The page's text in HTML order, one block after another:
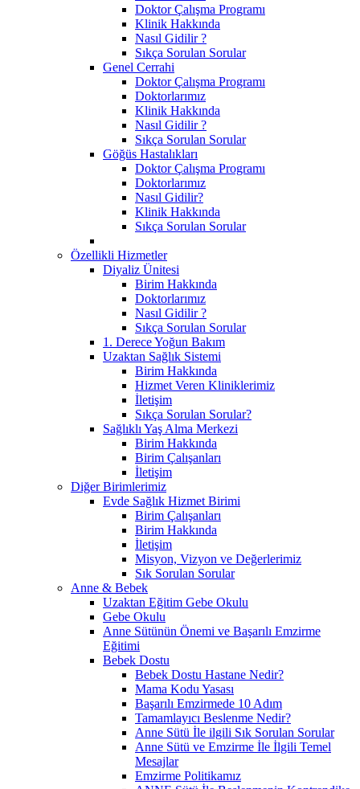
Doktor Çalışma Programı
Klinik Hakkında
Nasıl Gidilir ?
Sıkça Sorulan Sorular
Genel Cerrahi
Doktor Çalışma Programı
Doktorlarımız
Klinik Hakkında
Nasıl Gidilir ?
Sıkça Sorulan Sorular
Göğüs Hastalıkları
Doktor Çalışma Programı
Doktorlarımız
Nasıl Gidilir?
Klinik Hakkında
Sıkça Sorulan Sorular
Özellikli Hizmetler
Diyaliz Ünitesi
Birim Hakkında
Doktorlarımız
Nasıl Gidilir ?
Sıkça Sorulan Sorular
1. Derece Yoğun Bakım
Uzaktan Sağlık Sistemi
Birim Hakkında
Hizmet Veren Kliniklerimiz
İletişim
Sıkça Sorulan Sorular?
Sağlıklı Yaş Alma Merkezi
Birim Hakkında
Birim Çalışanları
İletişim
Diğer Birimlerimiz
Evde Sağlık Hizmet Birimi
Birim Çalışanları
Birim Hakkında
İletişim
Misyon, Vizyon ve Değerlerimiz
Sık Sorulan Sorular
Anne & Bebek
Uzaktan Eğitim Gebe Okulu
Gebe Okulu
Anne Sütünün Önemi ve Başarılı Emzirme
Eğitimi
Bebek Dostu
Bebek Dostu Hastane Nedir?
Mama Kodu Yasası
Başarılı Emzirmede 10 Adım
Tamamlayıcı Beslenme Nedir?
Anne Sütü İle ilgili Sık Sorulan Sorular
Anne Sütü ve Emzirme İle İlgili Temel
Mesajlar
Emzirme Politikamız